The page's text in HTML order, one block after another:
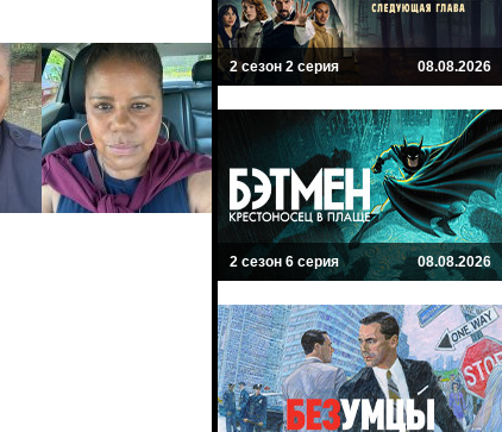
2 сезон 2 серия 08.08.2026
2 сезон 6 серия 08.08.2026